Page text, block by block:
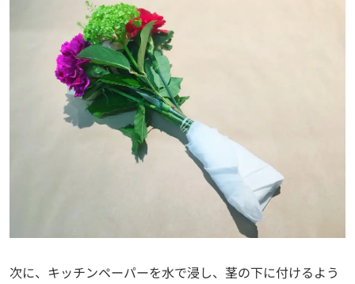
次に、キッチンペーパーを水で浸し、茎の下に付けるよう